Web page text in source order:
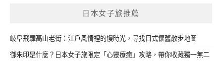
日本女子旅推薦
岐阜飛驒高山老街：江戶風情裡的慢時光，尋找日式懷舊散步地圖
御朱印是什麼？日本女子旅限定「心靈療癒」攻略，帶你收藏獨一無二